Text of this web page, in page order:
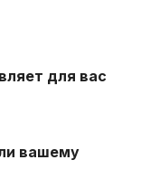
для вас
вашему